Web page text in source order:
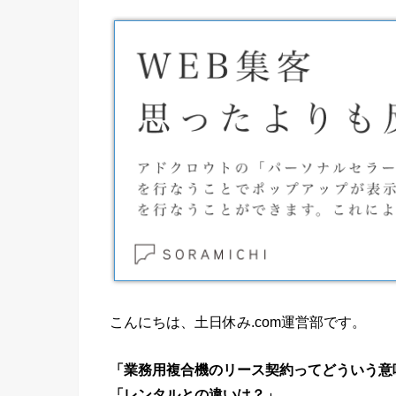
こんにちは、土日休み.com運営部です。
「業務用複合機のリース契約ってどういう